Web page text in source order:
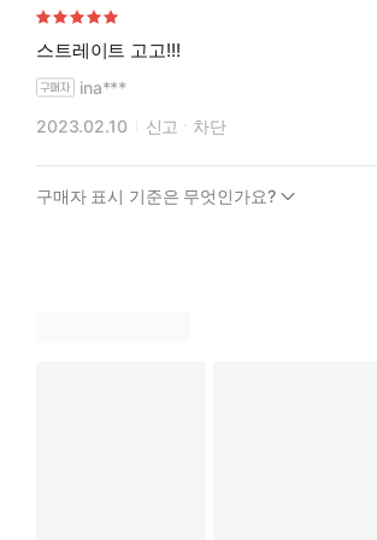
스트레이트 고고!!!
ina***
2023.02.10
신고 차단
구매자 표시 기준은 무엇인가요?